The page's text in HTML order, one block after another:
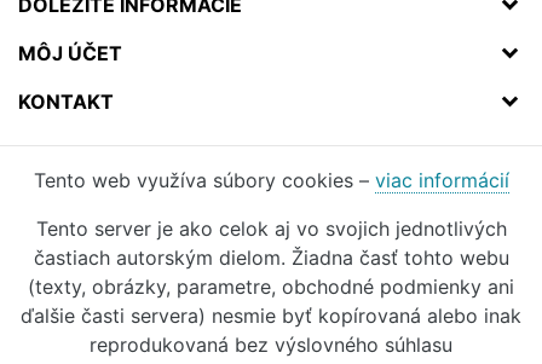
DÔLEŽITÉ INFORMÁCIE
MÔJ ÚČET
KONTAKT
Tento web využíva súbory cookies – viac informácií
Tento server je ako celok aj vo svojich jednotlivých
častiach autorským dielom. Žiadna časť tohto webu
(texty, obrázky, parametre, obchodné podmienky ani
ďalšie časti servera) nesmie byť kopírovaná alebo inak
reprodukovaná bez výslovného súhlasu